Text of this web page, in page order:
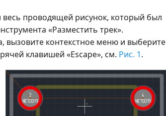
проводящей рисунок, который был
«Разместить трек».
вызовите контекстное меню и выберите
клавишей «Escape», см. Рис. 1.